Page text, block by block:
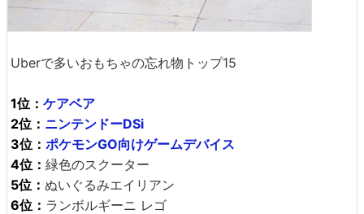
Uberで多いおもちゃの忘れ物トップ15
1位： ケアベア
2位： ニンテンドーDSi
3位： ポケモンGO向けゲームデバイス
4位： 緑色のスクーター
5位： ぬいぐるみエイリアン
6位： ランボルギーニ レゴ